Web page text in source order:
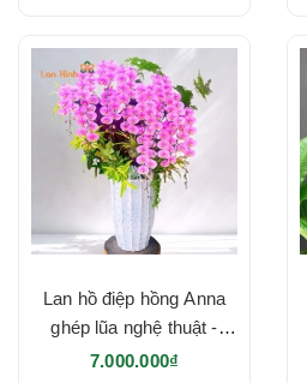
Lan hồ điệp hồng Anna
ghép lũa nghệ thuật -
HD640
7.000.000₫